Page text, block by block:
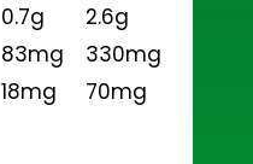
0.7g
2.6g
83mg
330mg
18mg 70mg